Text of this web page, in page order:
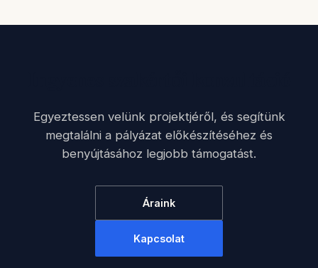
Egyeztessen velünk projektjéről, és segítünk
megtalálni a pályázat előkészítéséhez és
benyújtásához legjobb támogatást.
Áraink
Kapcsolat